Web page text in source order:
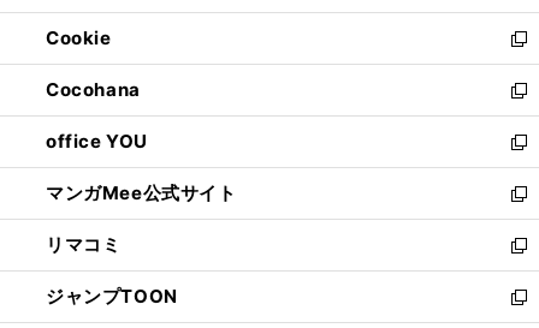
開
く
ウ
で
開
く
ン
ド
ウ
で
開
く
ウ
ィ
ン
ド
ウ
で
開
く
Cookie
新
し
い
ウ
ィ
ン
ド
ウ
で
開
く
Cocohana
新
し
い
ウ
ィ
ン
ド
ウ
で
開
office YOU
新
し
い
ウ
ィ
ン
ド
ウ
マンガMee公式サイト
新
し
い
ウ
ィ
リマコミ
新
し
い
ジャンプTOON
新